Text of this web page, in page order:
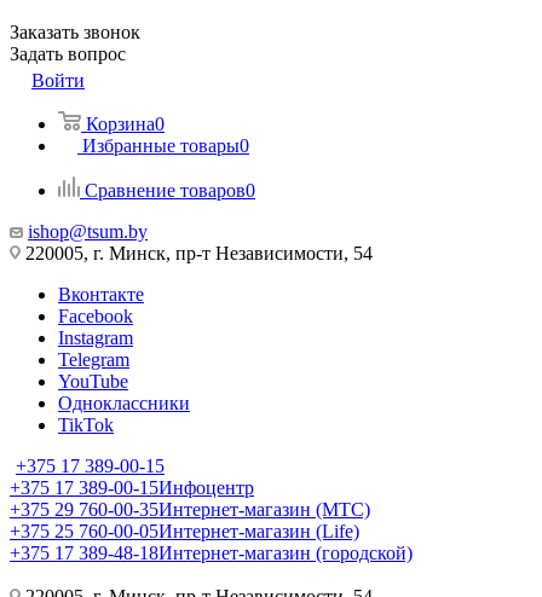
Заказать звонок
Задать вопрос
Войти
Корзина0
Избранные товары0
Сравнение товаров0
ishop@tsum.by
220005, г. Минск, пр-т Независимости, 54
Вконтакте
Facebook
Instagram
Telegram
YouTube
Одноклассники
TikTok
+375 17 389-00-15
+375 17 389-00-15Инфоцентр
+375 29 760-00-35Интернет-магазин (МТС)
+375 25 760-00-05Интернет-магазин (Life)
+375 17 389-48-18Интернет-магазин (городской)